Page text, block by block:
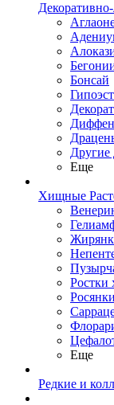
Бонсай
Другие
Еще
Хищные
Ростки
Росянки
Еще
Редкие и